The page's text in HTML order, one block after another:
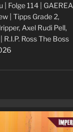
| Folge 114 | GAEREA
| Tipps Grade 2,
Axel Rudi Pell,
R.I.P. Ross The Boss